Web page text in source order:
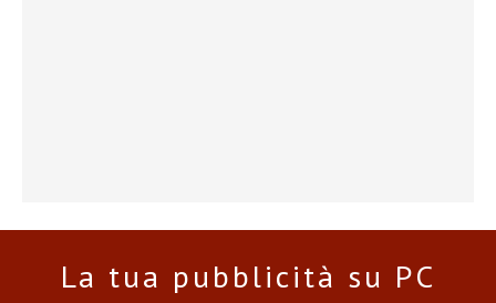
La tua pubblicità su PC